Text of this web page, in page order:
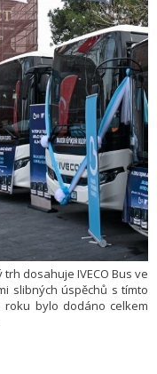
dosahuje IVECO Bus ve
slibných úspěchů s tímto
roku bylo dodáno celkem